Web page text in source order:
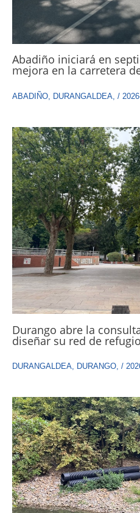
Abadiño iniciará en
mejora en la carretera
ABADIÑO DURANGALDEA /
Durango abre la
diseñar su red de
DURANGALDEA DURANGO /